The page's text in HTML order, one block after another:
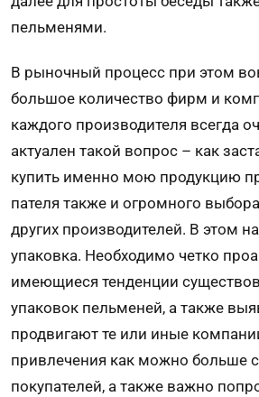
пельменями.
В рыночный процесс при этом
большое количество фирм и
каждого производителя всегда
актуален такой вопрос – как
купить именно мою продукцию
пателя также и огромного
других производителей. В этом
упаковка. Необходимо четко
имеющиеся тенденции
упаковок пельменей, а также
продвигают те или иные
привлечения как можно больше
покупателей, а также важно